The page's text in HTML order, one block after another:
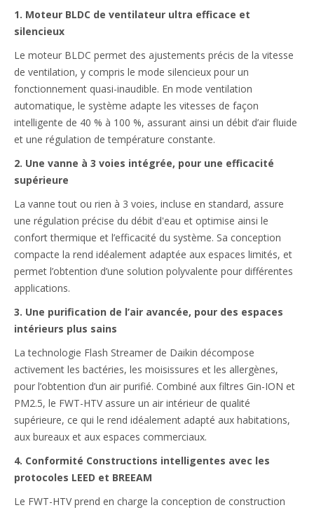
1. Moteur BLDC de ventilateur ultra efficace et
silencieux
Le moteur BLDC permet des ajustements précis de la vitesse
de ventilation, y compris le mode silencieux pour un
fonctionnement quasi-inaudible. En mode ventilation
automatique, le système adapte les vitesses de façon
intelligente de 40 % à 100 %, assurant ainsi un débit d’air fluide
et une régulation de température constante.
2. Une vanne à 3 voies intégrée, pour une efficacité
supérieure
La vanne tout ou rien à 3 voies, incluse en standard, assure
une régulation précise du débit d'eau et optimise ainsi le
confort thermique et l’efficacité du système. Sa conception
compacte la rend idéalement adaptée aux espaces limités, et
permet l’obtention d’une solution polyvalente pour différentes
applications.
3. Une purification de l’air avancée, pour des espaces
intérieurs plus sains
La technologie Flash Streamer de Daikin décompose
activement les bactéries, les moisissures et les allergènes,
pour l’obtention d’un air purifié. Combiné aux filtres Gin-ION et
PM2.5, le FWT-HTV assure un air intérieur de qualité
supérieure, ce qui le rend idéalement adapté aux habitations,
aux bureaux et aux espaces commerciaux.
4. Conformité Constructions intelligentes avec les
protocoles LEED et BREEAM
Le FWT-HTV prend en charge la conception de construction